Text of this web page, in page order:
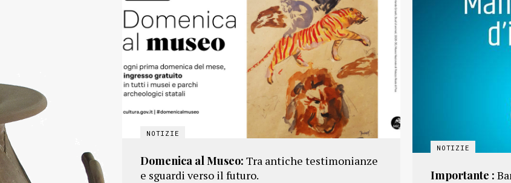
Domenica al Museo: Tra antiche testimonianze
e sguardi verso il futuro.
Importante :